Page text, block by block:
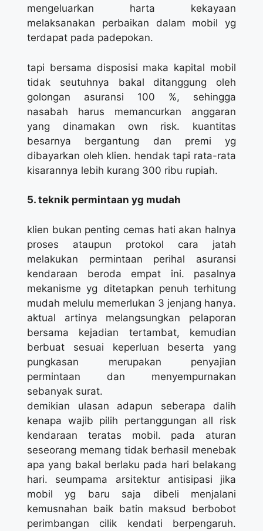
mengeluarkan harta kekayaan
melaksanakan perbaikan dalam mobil yg
terdapat pada padepokan.
tapi bersama disposisi maka kapital mobil
tidak seutuhnya bakal ditanggung oleh
golongan asuransi 100 %, sehingga
nasabah harus memancurkan anggaran
yang dinamakan own risk. kuantitas
besarnya bergantung dan premi yg
dibayarkan oleh klien. hendak tapi rata-rata
kisarannya lebih kurang 300 ribu rupiah.
5. teknik permintaan yg mudah
klien bukan penting cemas hati akan halnya
proses ataupun protokol cara jatah
melakukan permintaan perihal asuransi
kendaraan beroda empat ini. pasalnya
mekanisme yg ditetapkan penuh terhitung
mudah melulu memerlukan 3 jenjang hanya.
aktual artinya melangsungkan pelaporan
bersama kejadian tertambat, kemudian
berbuat sesuai keperluan beserta yang
pungkasan merupakan penyajian
permintaan dan menyempurnakan
sebanyak surat.
demikian ulasan adapun seberapa dalih
kenapa wajib pilih pertanggungan all risk
kendaraan teratas mobil. pada aturan
seseorang memang tidak berhasil menebak
apa yang bakal berlaku pada hari belakang
hari. seumpama arsitektur antisipasi jika
mobil yg baru saja dibeli menjalani
kemusnahan baik batin maksud berbobot
perimbangan cilik kendati berpengaruh.